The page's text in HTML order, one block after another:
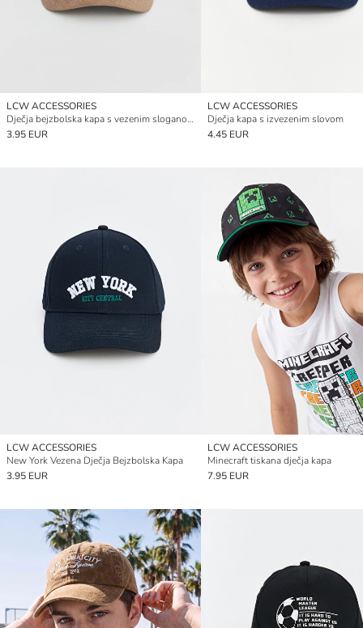
LCW ACCESSORIES
Dječja bejzbolska kapa s vezenim sloganom
3.95 EUR
LCW ACCESSORIES
Dječja kapa s izvezenim slovom
4.45 EUR
LCW ACCESSORIES
New York Vezena Dječja Bejzbolska Kapa
3.95 EUR
LCW ACCESSORIES
Minecraft tiskana dječja kapa
7.95 EUR